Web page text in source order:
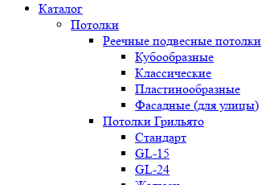
Каталог
Потолки
Реечные подвесные потолки
Кубообразные
Классические
Пластинообразные
Фасадные (для улицы)
Потолки Грильято
Стандарт
GL-15
GL-24